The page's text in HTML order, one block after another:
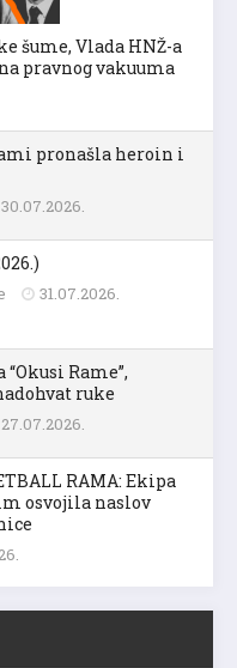
šume, Vlada HNŽ-a
pravnog vakuuma
pronašla heroin i
30.07.2026.
31.07.2026.
Rame”,
ruke
27.07.2026.
RAMA: Ekipa
osvojila naslov